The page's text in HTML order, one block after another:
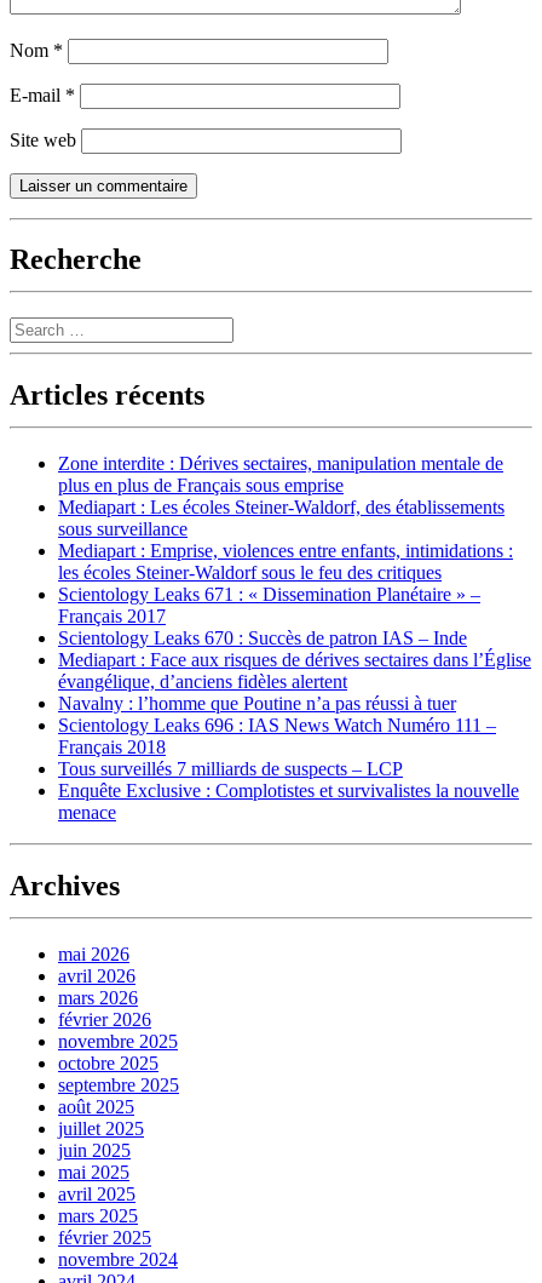
Nom *
E-mail *
Site web
Recherche
Search
Articles récents
Zone interdite : Dérives sectaires, manipulation mentale de
plus en plus de Français sous emprise
Mediapart : Les écoles Steiner-Waldorf, des établissements
sous surveillance
Mediapart : Emprise, violences entre enfants, intimidations :
les écoles Steiner-Waldorf sous le feu des critiques
Scientology Leaks 671 : « Dissemination Planétaire » –
Français 2017
Scientology Leaks 670 : Succès de patron IAS – Inde
Mediapart : Face aux risques de dérives sectaires dans l’Église
évangélique, d’anciens fidèles alertent
Navalny : l’homme que Poutine n’a pas réussi à tuer
Scientology Leaks 696 : IAS News Watch Numéro 111 –
Français 2018
Tous surveillés 7 milliards de suspects – LCP
Enquête Exclusive : Complotistes et survivalistes la nouvelle
menace
Archives
mai 2026
avril 2026
mars 2026
février 2026
novembre 2025
octobre 2025
septembre 2025
août 2025
juillet 2025
juin 2025
mai 2025
avril 2025
mars 2025
février 2025
novembre 2024